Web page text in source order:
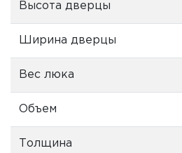
Высота дверцы
Ширина дверцы
Вес люка
Объем
Толщина